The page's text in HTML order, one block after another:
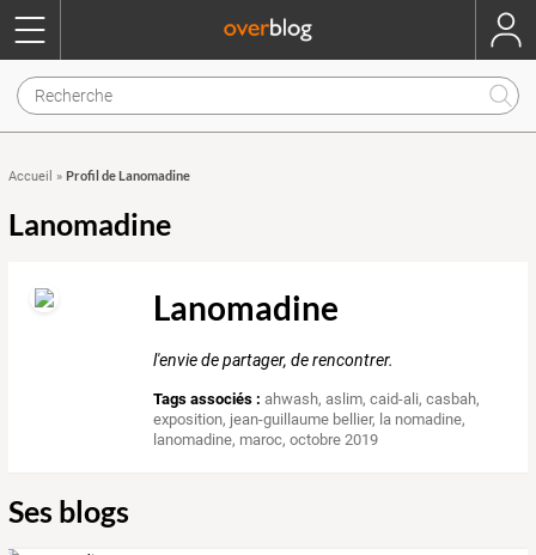
Accueil » Profil de Lanomadine
Lanomadine
Lanomadine
l'envie de partager, de rencontrer.
Tags associés : ahwash,aslim,caid-ali,casbah,
exposition, jean-guillaume bellier, la nomadine,
lanomadine, maroc,octobre 2019
Ses blogs